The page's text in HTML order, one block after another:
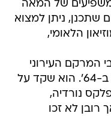
של המאה
שתכנן, ניתן למצוא
הלאומי,
המרקם העירוני
בישראל, בעת שהותו בתל אביב ב-64'. הוא שקד על
נורדיה,
רובן לא זכו